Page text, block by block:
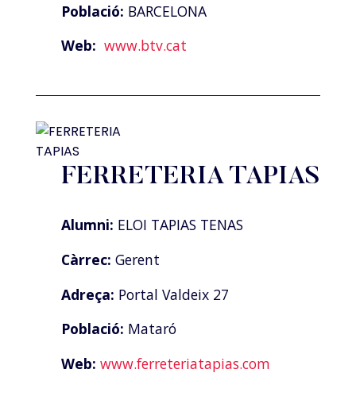
Població: BARCELONA
Web: www.btv.cat
FERRETERIA TAPIAS
Alumni: ELOI TAPIAS TENAS
Càrrec: Gerent
Adreça: Portal Valdeix 27
Població: Mataró
Web: www.ferreteriatapias.com